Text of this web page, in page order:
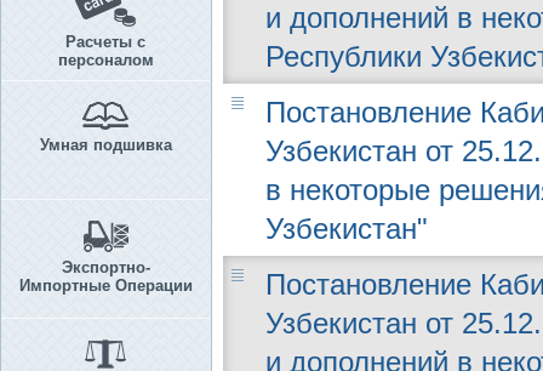
Расчеты с
персоналом
Умная подшивка
Экспортно-
Импортные Операции
и дополнений в
Республики
Постановление
Узбекистан от
в некоторые
Узбекистан"
Постановление
Узбекистан от
и дополнений в